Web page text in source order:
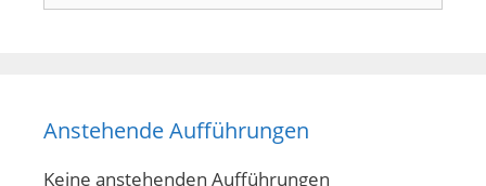
Anstehende Aufführungen
Keine anstehenden Aufführungen